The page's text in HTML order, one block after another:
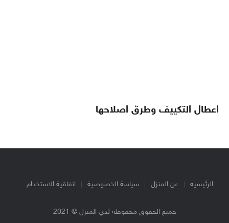
اعطال التكييف وطرق اصلاحها
الرئيسيه عن المنزل سياسة الخصوصية اتفاقية الاستخدام
جميع الحقوق محفوظه لدي المنزل © 2021